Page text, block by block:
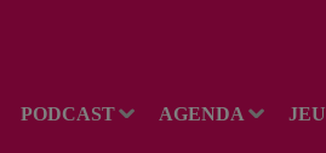
PODCAST AGENDA JEU